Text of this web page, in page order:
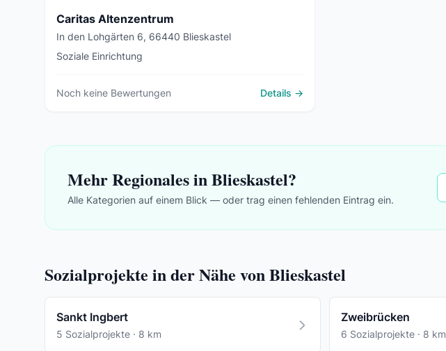
Caritas Altenzentrum
In den Lohgärten 6, 66440 Blieskastel
Soziale Einrichtung
Noch keine Bewertungen Details →
Mehr Regionales in Blieskastel?
Alle Kategorien auf einem Blick — oder trag einen fehlenden Eintrag ein.
Sozialprojekte in der Nähe von Blieskastel
Sankt Ingbert
5 Sozialprojekte · 8 km
Zweibrücken
6 Sozialprojekte · 8 km